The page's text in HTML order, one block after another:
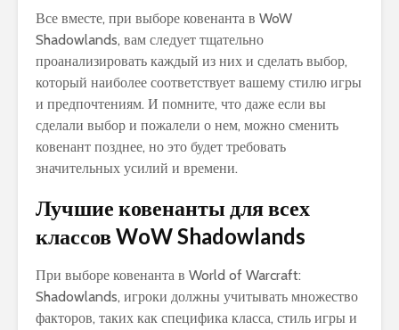
Все вместе, при выборе ковенанта в WoW
Shadowlands, вам следует тщательно
проанализировать каждый из них и сделать выбор,
который наиболее соответствует вашему стилю игры
и предпочтениям. И помните, что даже если вы
сделали выбор и пожалели о нем, можно сменить
ковенант позднее, но это будет требовать
значительных усилий и времени.
Лучшие ковенанты для всех
классов WoW Shadowlands
При выборе ковенанта в World of Warcraft:
Shadowlands, игроки должны учитывать множество
факторов, таких как специфика класса, стиль игры и